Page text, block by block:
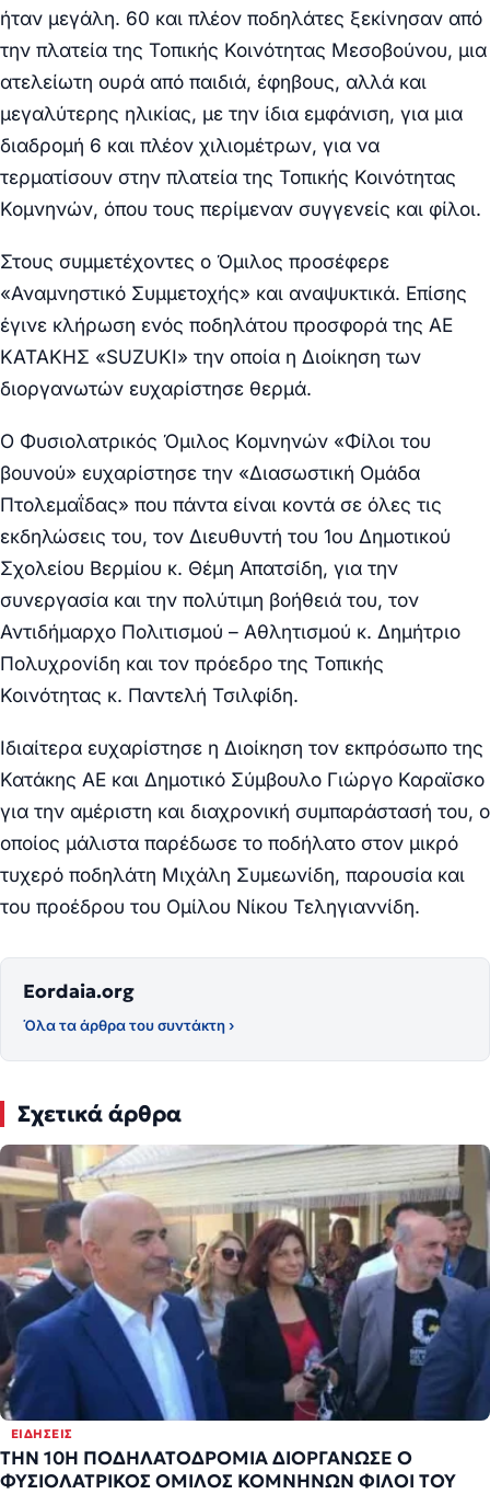
ήταν μεγάλη. 60 και πλέον ποδηλάτες ξεκίνησαν από
την πλατεία της Τοπικής Κοινότητας Μεσοβούνου, μια
ατελείωτη ουρά από παιδιά, έφηβους, αλλά και
μεγαλύτερης ηλικίας, με την ίδια εμφάνιση, για μια
διαδρομή 6 και πλέον χιλιομέτρων, για να
τερματίσουν στην πλατεία της Τοπικής Κοινότητας
Κομνηνών, όπου τους περίμεναν συγγενείς και φίλοι.
Στους συμμετέχοντες ο Όμιλος προσέφερε
«Αναμνηστικό Συμμετοχής» και αναψυκτικά. Επίσης
έγινε κλήρωση ενός ποδηλάτου προσφορά της ΑΕ
ΚΑΤΑΚΗΣ «SUZUKI» την οποία η Διοίκηση των
διοργανωτών ευχαρίστησε θερμά.
Ο Φυσιολατρικός Όμιλος Κομνηνών «Φίλοι του
βουνού» ευχαρίστησε την «Διασωστική Ομάδα
Πτολεμαΐδας» που πάντα είναι κοντά σε όλες τις
εκδηλώσεις του, τον Διευθυντή του 1ου Δημοτικού
Σχολείου Βερμίου κ. Θέμη Απατσίδη, για την
συνεργασία και την πολύτιμη βοήθειά του, τον
Αντιδήμαρχο Πολιτισμού – Αθλητισμού κ. Δημήτριο
Πολυχρονίδη και τον πρόεδρο της Τοπικής
Κοινότητας κ. Παντελή Τσιλφίδη.
Ιδιαίτερα ευχαρίστησε η Διοίκηση τον εκπρόσωπο της
Κατάκης ΑΕ και Δημοτικό Σύμβουλο Γιώργο Καραϊσκο
για την αμέριστη και διαχρονική συμπαράστασή του, ο
οποίος μάλιστα παρέδωσε το ποδήλατο στον μικρό
τυχερό ποδηλάτη Μιχάλη Συμεωνίδη, παρουσία και
του προέδρου του Ομίλου Νίκου Τεληγιαννίδη.
Eordaia.org
Όλα τα άρθρα του συντάκτη ›
Σχετικά άρθρα
ΕΙΔΉΣΕΙΣ
ΤΗΝ 10Η ΠΟΔΗΛΑΤΟΔΡΟΜΙΑ ΔΙΟΡΓΑΝΩΣΕ Ο
ΦΥΣΙΟΛΑΤΡΙΚΟΣ ΟΜΙΛΟΣ ΚΟΜΝΗΝΩΝ ΦΙΛΟΙ ΤΟΥ